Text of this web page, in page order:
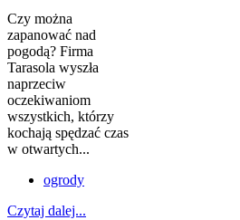
Czy można
zapanować nad
pogodą? Firma
Tarasola wyszła
naprzeciw
oczekiwaniom
wszystkich, którzy
kochają spędzać czas
w otwartych...
ogrody
Czytaj dalej...